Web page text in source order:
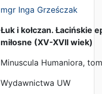
mgr Inga Grześczak
Łuk i kołczan. Łacińskie
miłosne (XV-XVII wiek)
Minuscula Humaniora,
Wydawnictwa UW